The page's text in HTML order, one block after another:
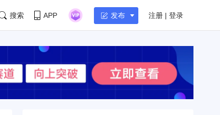
搜索 APP 发布 注册 | 登录